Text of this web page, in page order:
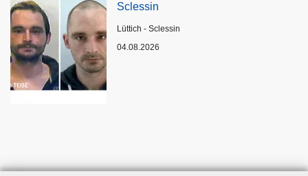
Sclessin
Standort
Lüttich - Sclessin
04.08.2026